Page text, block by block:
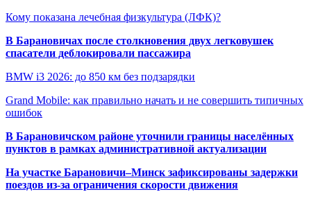
Кому показана лечебная физкультура (ЛФК)?
В Барановичах после столкновения двух легковушек
спасатели деблокировали пассажира
BMW i3 2026: до 850 км без подзарядки
Grand Mobile: как правильно начать и не совершить типичных
ошибок
В Барановичском районе уточнили границы населённых
пунктов в рамках административной актуализации
На участке Барановичи–Минск зафиксированы задержки
поездов из-за ограничения скорости движения